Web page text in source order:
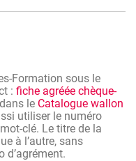
adaptés en fonction des
de la banque pour
dossier
intéressante
Formation sous le
: fiche agréée chèque-
le Catalogue wallon
utiliser le numéro
clé. Le titre de la
à l’autre, sans
d’agrément.